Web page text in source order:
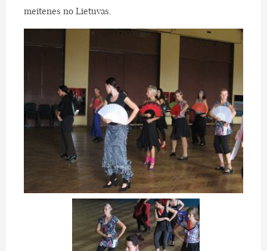
meitenes no Lietuvas.